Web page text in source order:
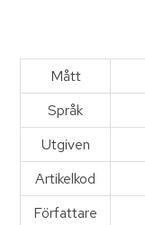
Mått
Språk
Utgiven
Artikelkod
Författare